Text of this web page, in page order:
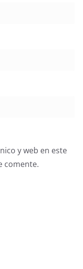
y web en este
comente.